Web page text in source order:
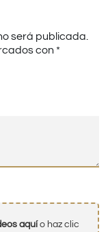
será publicada.
con *
aquío haz clic